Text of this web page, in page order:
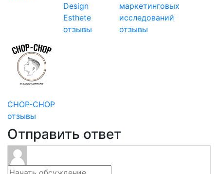
Design
Esthete
отзывы
маркетинговых
исследований
отзывы
CHOP-CHOP
отзывы
Отправить ответ